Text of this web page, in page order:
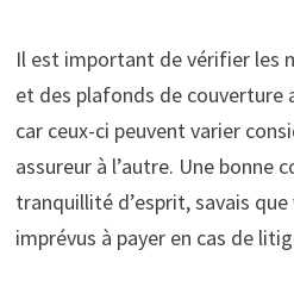
Il est important de vérifier les
et des plafonds de couverture
car ceux-ci peuvent varier
assureur à l’autre. Une bonne
tranquillité d’esprit, savais que
imprévus à payer en cas de